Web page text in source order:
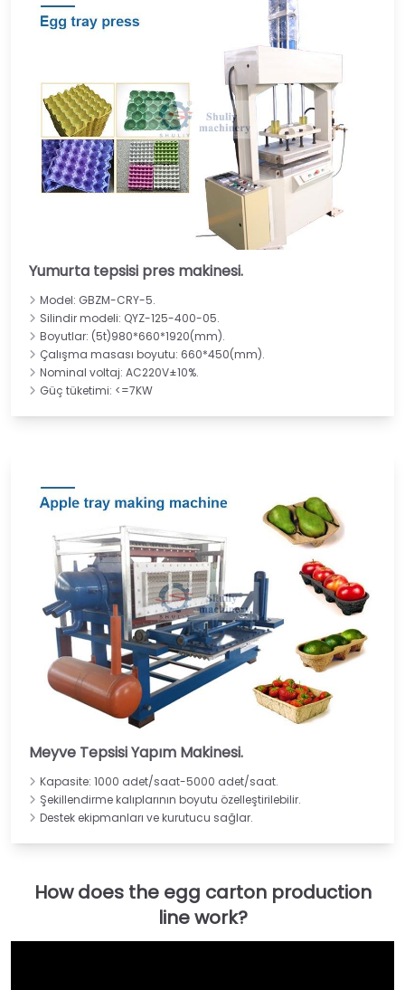
Yumurta tepsisi pres makinesi.
Model: GBZM-CRY-5.
Silindir modeli: QYZ-125-400-05.
Boyutlar: (5t)980*660*1920(mm).
Çalışma masası boyutu: 660*450(mm).
Nominal voltaj: AC220V±10%.
Güç tüketimi: <=7KW
Meyve Tepsisi Yapım Makinesi.
Kapasite: 1000 adet/saat-5000 adet/saat.
Şekillendirme kalıplarının boyutu özelleştirilebilir.
Destek ekipmanları ve kurutucu sağlar.